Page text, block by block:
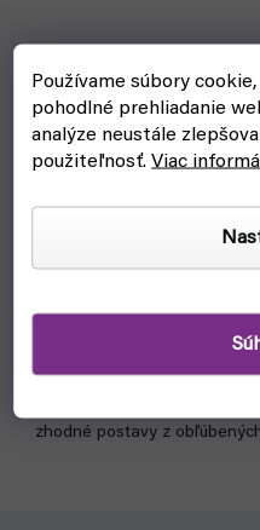
Používame súbory
pohodlné prehliadanie
analýze neustále
použiteľnosť.Viac
Dobble - Disney 100.
zhodné postavy z